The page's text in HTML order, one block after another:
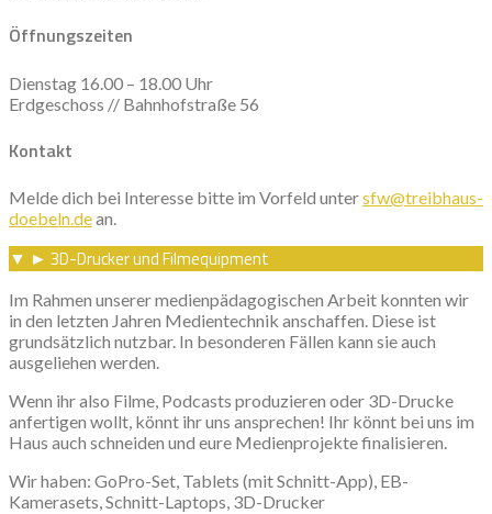
Öffnungszeiten
Dienstag 16.00 – 18.00 Uhr
Erdgeschoss // Bahnhofstraße 56
Kontakt
Melde dich bei Interesse bitte im Vorfeld untersfw@treibhaus-
doebeln.dean.
▼ ► 3D-Drucker und Filmequipment
Im Rahmen unserer medienpädagogischen Arbeit konnten wir
in den letzten Jahren Medientechnik anschaffen. Diese ist
grundsätzlich nutzbar. In besonderen Fällen kann sie auch
ausgeliehen werden.
Wenn ihr also Filme, Podcasts produzieren oder 3D-Drucke
anfertigen wollt, könnt ihr uns ansprechen! Ihr könnt bei uns im
Haus auch schneiden und eure Medienprojekte finalisieren.
Wir haben: GoPro-Set, Tablets (mit Schnitt-App), EB-
Kamerasets, Schnitt-Laptops, 3D-Drucker